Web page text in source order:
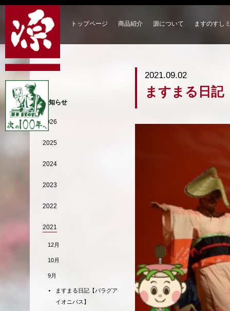
トップページ 商品紹介 源について ますのすし
2021.09.02
ますまる日記
お知らせ
2026
2025
2024
2023
2022
2021
12月
10月
9月
ますまる日記【パラグア
イオニバス】